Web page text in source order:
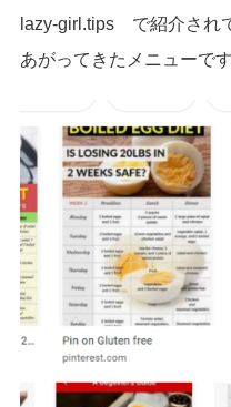
lazy-girl.tips で紹介され
あがってきたメニューで